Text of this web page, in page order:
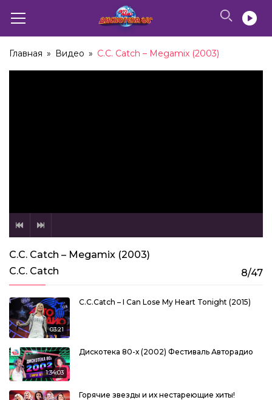
Главная » Видео » C.C. Catch – Megamix (2003)
C.C. Catch – Megamix (2003)
C.C. Catch
8/47
03:21
C.C.Catch – I Can Lose My Heart Tonight (2015)
1:34:03
Дискотека 80-х (2002) Фестиваль Авторадио
Горячие звезды и их нестареющие хиты!